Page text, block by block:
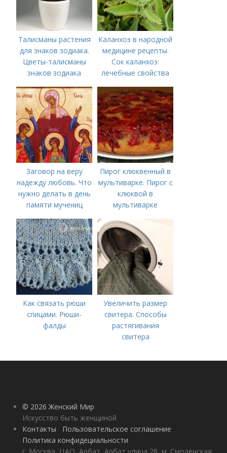
Талисманы растения
для знаков зодиака.
Цветы-талисманы
знаков зодиака
Каланхоэ в народной
медицине рецепты.
Сок каланхоэ:
лечебные свойства
Заговор на веру
надежду любовь. Что
нужно делать в день
памяти мучениц
Любови и матери их
Софии 30 сентября
2022 года
Пирог клюквенный в
мультиварке. Пирог с
клюквой в
мультиварке
Как связать рюши
спицами. Рюши-
фалды
Увеличить размер
свитера. Способы
растягивания
свитера
© 2026 Женский Мир
Искусство быть женщиной
Контакты
Пользовательское соглашение
Политика конфидециальности